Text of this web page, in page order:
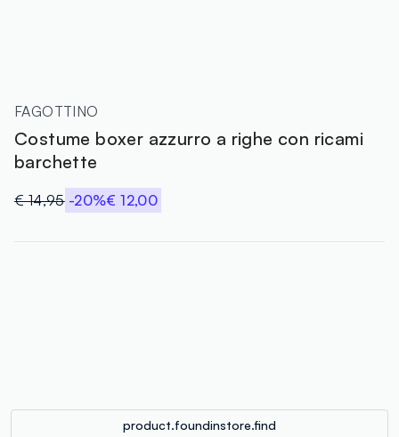
FAGOTTINO
Costume boxer azzurro a righe con ricami
barchette
€ 14,95 -20%€ 12,00
product.foundinstore.find